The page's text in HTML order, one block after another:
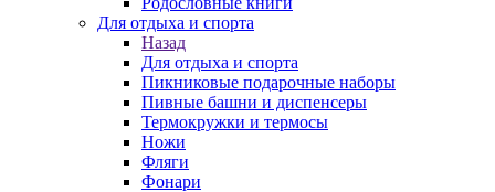
Для отдыха и спорта
Назад
Для отдыха и спорта
Пикниковые подарочные наборы
Пивные башни и диспенсеры
Термокружки и термосы
Ножи
Фляги
Фонари